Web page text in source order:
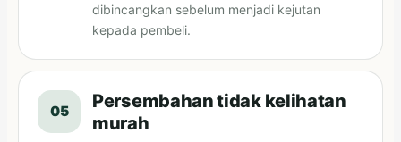
dibincangkan sebelum menjadi kejutan
kepada pembeli.
05
Persembahan tidak kelihatan
murah